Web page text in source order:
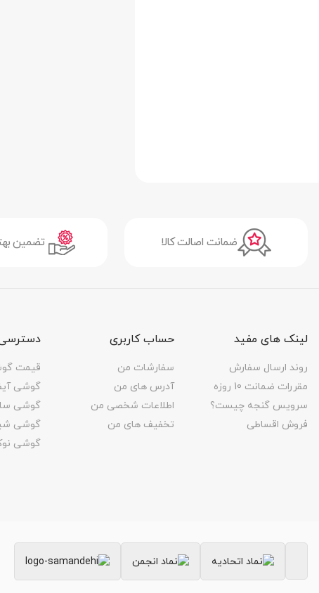
رزولوشن (4320 × 7680) 8K با سرعت 24 فریم بر ثانیه | رزولوشن (2160 × 3840) 4K با سرعت 60 فریم بر ثانیه
ضمانت اصالت کالا تضمین
لینک های مفید
روند ارسال سفارش
مقررات ضمانت 10 روزه
سرویس گنجه چیست؟
فروش اقساطی
حساب کاربری
سفارشات من
آدرس های من
اطلاعات شخصی من
تخفیف های من
قیمت
گوشی
گوشی
گوشی
گوشی